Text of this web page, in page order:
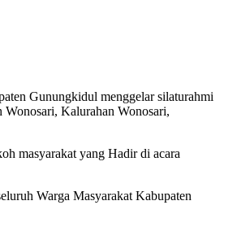
Gunungkidul menggelar silaturahmi
Kalurahan Wonosari,
masyarakat yang Hadir di acara
Warga Masyarakat Kabupaten